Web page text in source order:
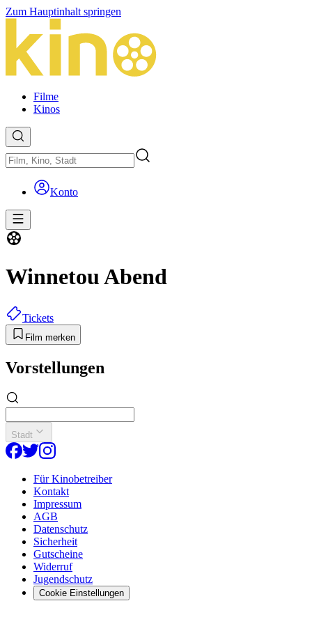
Zum Hauptinhalt springen
Filme
Kinos
Konto
Winnetou Abend
Tickets
Film merken
Vorstellungen
Stadt
Für Kinobetreiber
Kontakt
Impressum
AGB
Datenschutz
Sicherheit
Gutscheine
Widerruf
Jugendschutz
Cookie Einstellungen